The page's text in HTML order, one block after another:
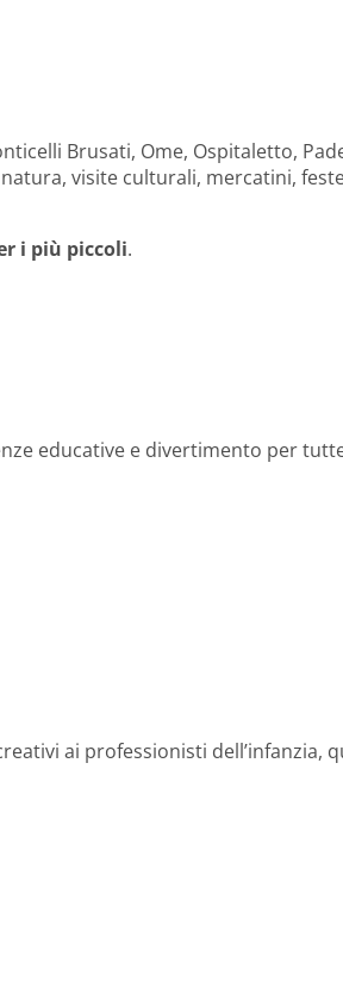
Brusati, Ome, Ospitaletto,
visite culturali, mercatini,
i più piccoli.
educative e divertimento per
ai professionisti dell’infanzia,